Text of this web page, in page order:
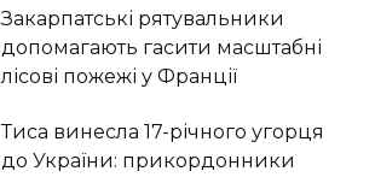
Закарпатські рятувальники
допомагають гасити масштабні
лісові пожежі у Франції
Тиса винесла 17-річного угорця
до України: прикордонники